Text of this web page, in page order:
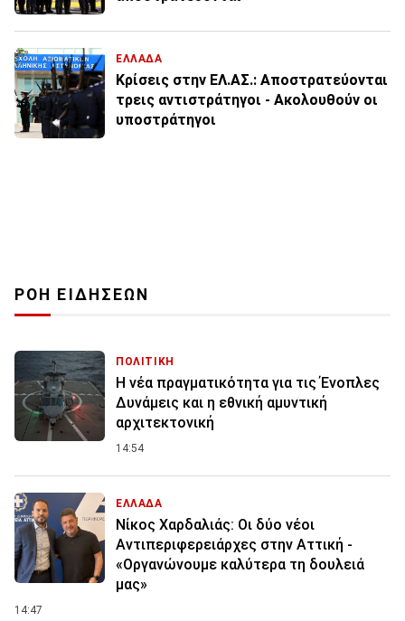
ΕΛΛΑΔΑ
Κρίσεις στην ΕΛ.ΑΣ.: Αποστρατεύονται
τρεις αντιστράτηγοι - Ακολουθούν οι
υποστράτηγοι
ΡΟΗ ΕΙΔΗΣΕΩΝ
ΠΟΛΙΤΙΚΗ
Η νέα πραγματικότητα για τις Ένοπλες
Δυνάμεις και η εθνική αμυντική
αρχιτεκτονική
14:54
ΕΛΛΑΔΑ
Νίκος Χαρδαλιάς: Οι δύο νέοι
Αντιπεριφερειάρχες στην Αττική -
«Οργανώνουμε καλύτερα τη δουλειά
μας»
14:47